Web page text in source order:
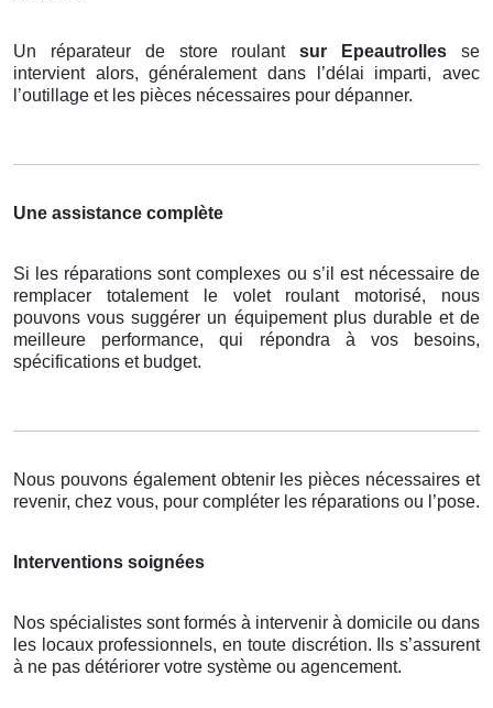
Un réparateur de store roulantsur Epeautrollesse
intervient alors, généralement dans l’délai imparti, avec
l’outillage et les pièces nécessaires pour dépanner.
Une assistance complète
Si les réparations sont complexes ou s’il est nécessaire de
remplacer totalement le volet roulant motorisé, nous
pouvons vous suggérer un équipement plus durable et de
meilleure performance, qui répondra à vos besoins,
spécifications et budget.
Nous pouvons également obtenir les pièces nécessaires et
revenir, chez vous, pour compléter les réparations ou l’pose.
Interventions soignées
Nos spécialistes sont formés à intervenir à domicile ou dans
les locaux professionnels, en toute discrétion. Ils s’assurent
à ne pas détériorer votre système ou agencement.